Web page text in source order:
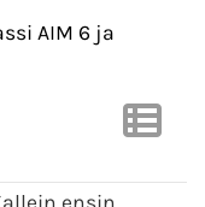
AIM 6 ja
ensin